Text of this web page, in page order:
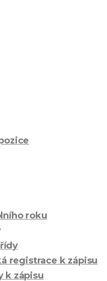
roku
registrace k zápisu
k zápisu